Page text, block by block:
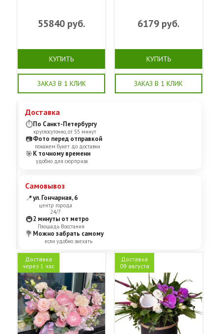
55840руб.
КУПИТЬ
ЗАКАЗ В 1 КЛИК
6179руб.
КУПИТЬ
ЗАКАЗ В 1 КЛИК
Доставка
⏱По Санкт-Петербургу
круглосуточно, от 55 минут
📷Фото перед отправкой
покажем букет до доставки
🎯К точному времени
удобно для сюрприза
Самовывоз
📍ул. Гончарная, 6
центр города
24/7
🚇2 минуты от метро
Площадь Восстания
💐 Можно забрать самому
если удобно заехать
Доставка
через 1 час
Доставка
09 августа